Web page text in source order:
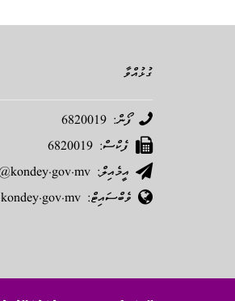
ގުޅުއްވާ
ފޯން: 6820019
ފެކްސް: 6820019
އީމެއިލް: info@kondey.gov.mv
ވެބްސައިޓް: www.kondey.gov.mv